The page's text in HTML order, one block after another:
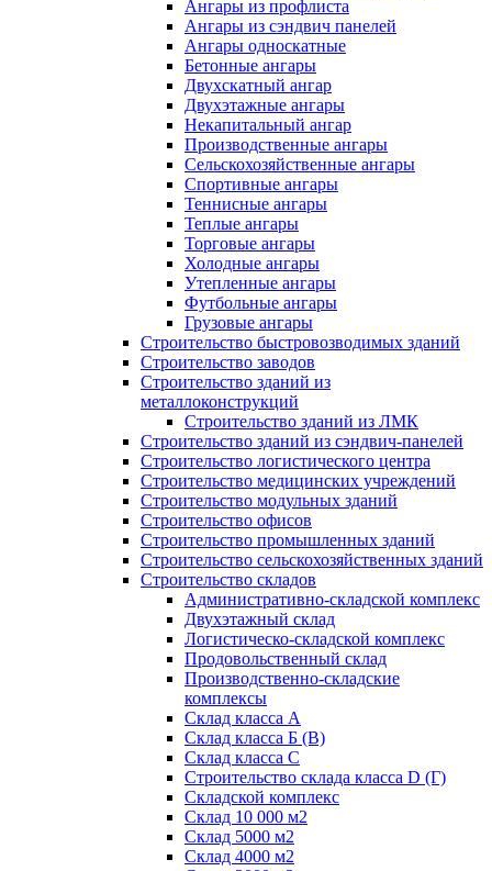
Ангары из профлиста
Ангары из сэндвич панелей
Ангары односкатные
Бетонные ангары
Двухскатный ангар
Двухэтажные ангары
Некапитальный ангар
Производственные ангары
Сельскохозяйственные ангары
Спортивные ангары
Теннисные ангары
Теплые ангары
Торговые ангары
Холодные ангары
Утепленные ангары
Футбольные ангары
Грузовые ангары
Строительство быстровозводимых зданий
Строительство заводов
Строительство зданий из
металлоконструкций
Строительство зданий из ЛМК
Строительство зданий из сэндвич-панелей
Строительство логистического центра
Строительство медицинских учреждений
Строительство модульных зданий
Строительство офисов
Строительство промышленных зданий
Строительство сельскохозяйственных зданий
Строительство складов
Административно-складской комплекс
Двухэтажный склад
Логистическо-складской комплекс
Продовольственный склад
Производственно-складские
комплексы
Склад класса А
Склад класса Б (B)
Склад класса С
Строительство склада класса D (Г)
Складской комплекс
Склад 10 000 м2
Склад 5000 м2
Склад 4000 м2